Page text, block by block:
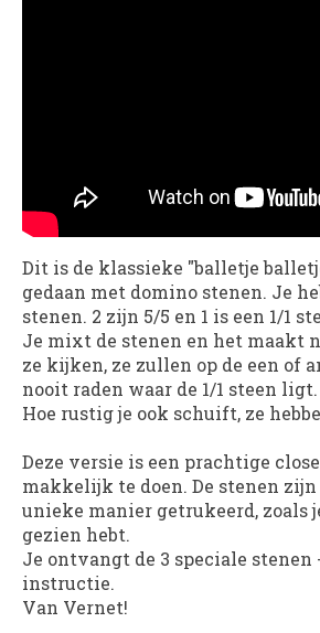
Dit is de klassieke "balletje
gedaan met domino stenen. Je
stenen. 2 zijn 5/5 en 1 is een 1/1
Je mixt de stenen en het maakt
ze kijken, ze zullen op de een of
nooit raden waar de 1/1 steen ligt.
Hoe rustig je ook schuift, ze
Deze versie is een prachtige
makkelijk te doen. De stenen zijn
unieke manier getrukeerd, zoals
gezien hebt.
Je ontvangt de 3 speciale stenen
instructie.
Van Vernet!